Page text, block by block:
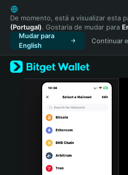
English
日本語
Tiếng Việt
Русский
Español (Latinoamérica)
Türkçe
Italiano
Português (Portugal)
Bahasa Indonesia
De momento, está a visualizar esta
(Portugal). Gostaria de mudar para
Mudar para
English
Continuar